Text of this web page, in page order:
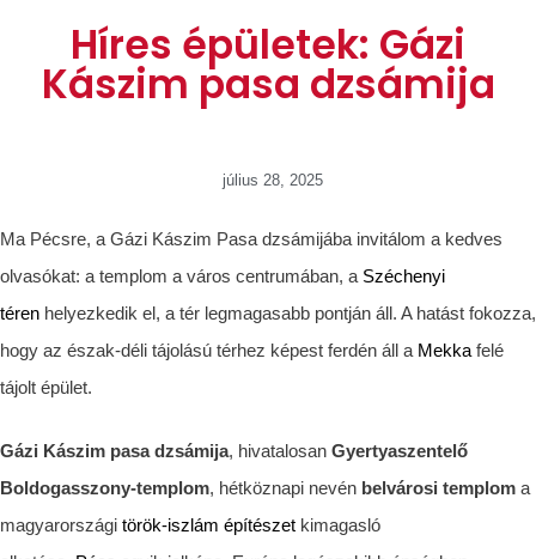
Híres épületek: Gázi
Kászim pasa dzsámija
július 28, 2025
Ma Pécsre, a Gázi Kászim Pasa dzsámijába invitálom a kedves
olvasókat: a templom a város centrumában, a Széchenyi
téren helyezkedik el, a tér legmagasabb pontján áll. A hatást fokozza,
hogy az észak-déli tájolású térhez képest ferdén áll a Mekka felé
tájolt épület.
Gázi Kászim pasa dzsámija, hivatalosan Gyertyaszentelő
Boldogasszony-templom, hétköznapi nevén belvárosi templom a
magyarországi török-iszlám építészet kimagasló